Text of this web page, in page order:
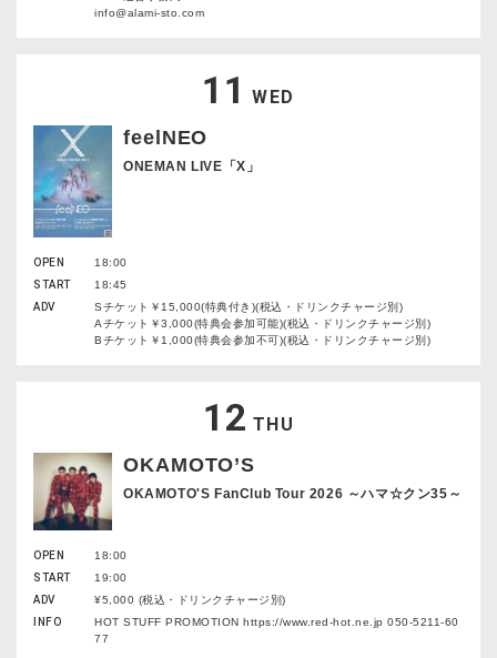
info@alami-sto.com
11 WED
feelNEO
ONEMAN LIVE「X」
OPEN
18:00
START
18:45
ADV
Sチケット￥15,000(特典付き)(税込・ドリンクチャージ別)
Aチケット￥3,000(特典会参加可能)(税込・ドリンクチャージ別)
Bチケット￥1,000(特典会参加不可)(税込・ドリンクチャージ別)
12 THU
OKAMOTO’S
OKAMOTO'S FanClub Tour 2026 ～ハマ☆クン35～
OPEN
18:00
START
19:00
ADV
¥5,000 (税込・ドリンクチャージ別)
INFO
HOT STUFF PROMOTION https://www.red-hot.ne.jp 050-5211-60
77